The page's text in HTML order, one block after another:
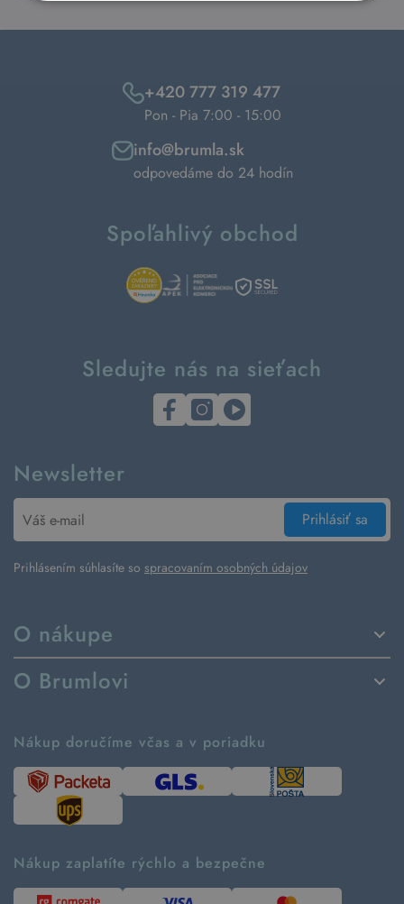
O nákupe
Spôsoby dodania a platby
Vrátenie tovaru a reklamácia
Návod ako nakupovať
Tabuľka veľkostí
Predávané značky
Kontakt
O Brumlovi
Ako tvoríme second hand
Časté otázky
Kde pomáhame
Udržateľnosť
Blog
Pre médiá
+420 777 319 477
Pon - Pia 7:00 - 15:00
info@brumla.sk
odpovedáme do 24 hodín
Spoľahlivý obchod
Sledujte nás na sieťach
Newsletter
Prihlásiť sa
Prihlásením súhlasíte so spracovaním osobných údajov
Nákup doručíme včas a v poriadku
Nákup zaplatíte rýchlo a bezpečne